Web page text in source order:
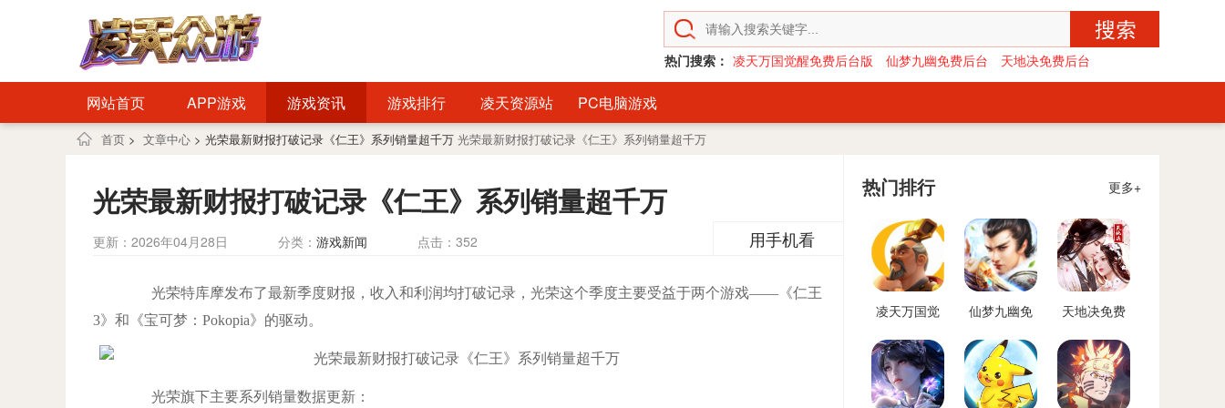
热门搜索： 凌天万国觉醒免费后台版 仙梦九幽免费后台 天地决免费后台
网站首页 APP游戏 游戏资讯 游戏排行 凌天资源站 PC电脑游戏
首页 > 文章中心 > 光荣最新财报打破记录《仁王》系列销量超千万 光荣最新财报打破记录《仁王》系列销量超千万
光荣最新财报打破记录《仁王》系列销量超千万
更新：2026年04月28日 分类： 游戏新闻 点击： 352 用手机看
光荣特库摩发布了最新季度财报，收入和利润均打破记录，光荣这个季度主要受益于两个游戏——《仁王
3》和《宝可梦：Pokopia》的驱动。
光荣旗下主要系列销量数据更新：
热门排行 更多+
凌天万国觉
版
仙梦九幽免
天地决免费